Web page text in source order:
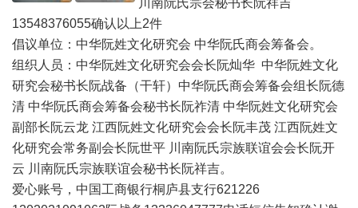
川南阮氏宗会秘书长阮祥吉
13548376055确认以上2件
倡议单位：中华阮姓文化研究会 中华阮氏商会筹备会。
组织人员：中华阮姓文化研究会会长阮灿华 中华阮姓文化
研究会秘书长阮战备（干轩）中华阮氏商会筹备会组长阮德
清 中华阮氏商会筹备会秘书长阮祚清 中华阮姓文化研究会
副部长阮云龙 江西阮姓文化研究会会长阮丰茂 江西阮姓文
化研究会常务副会长阮世平 川南阮氏宗族联谊会会长阮开
云 川南阮氏宗族联谊会秘书长阮祥吉。
爱心账号，中国工商银行桐庐县支行621226